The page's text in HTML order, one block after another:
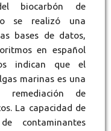
biocarbón de
se realizó una
bases de datos,
en español
indican que el
marinas es una
de
La capacidad de
contaminantes